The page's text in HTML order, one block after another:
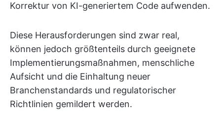
Korrektur von KI-generiertem Code aufwenden.
Diese Herausforderungen sind zwar real,
können jedoch größtenteils durch geeignete
Implementierungsmaßnahmen, menschliche
Aufsicht und die Einhaltung neuer
Branchenstandards und regulatorischer
Richtlinien gemildert werden.